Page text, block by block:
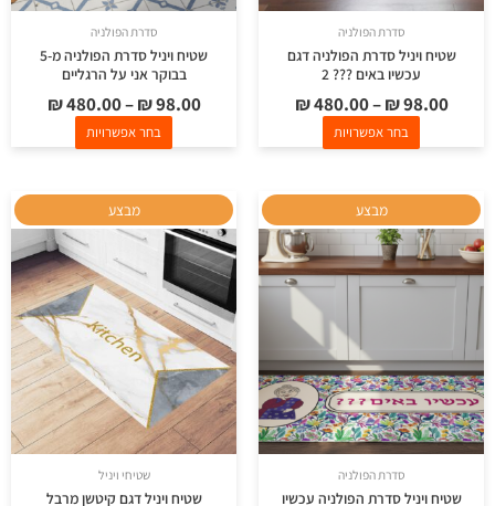
סדרת הפולניה
שטיח ויניל סדרת הפולניה דגם
עכשיו באים ??? 2
₪98.00
–
₪480.00
בחר אפשרויות
בעמוד
סדרת הפולניה
שטיח ויניל סדרת הפולניה מ-5
בבוקר אני על הרגליים
₪98.00
–
₪480.00
בחר אפשרויות
בעמוד
מבצע
סדרת הפולניה
שטיח ויניל סדרת הפולניה עכשיו
זה
יש
מספר
סוגים.
ניתן
לבחור
את
האפשרויות
בעמוד
מבצע
שטיחי ויניל
שטיח ויניל דגם קיטשן מרבל
זה
יש
מספר
סוגים.
ניתן
לבחור
את
האפשרויות
בעמוד